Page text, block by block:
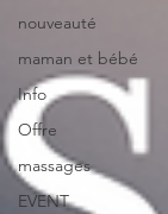
nouveauté
maman et bébé
Info
Offre
massages
EVENT